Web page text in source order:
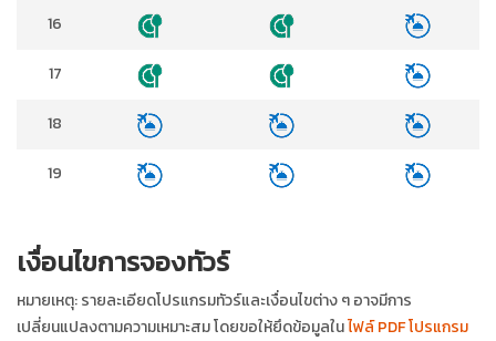
16
17
18
19
เงื่อนไขการจองทัวร์
หมายเหตุ: รายละเอียดโปรแกรมทัวร์และเงื่อนไขต่าง ๆ อาจมีการ
เปลี่ยนแปลงตามความเหมาะสม โดยขอให้ยึดข้อมูลในไฟล์ PDF โปรแกรม